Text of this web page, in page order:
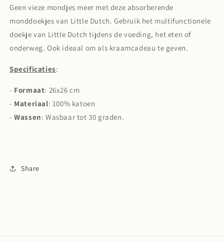
Geen vieze mondjes meer met deze absorberende
monddoekjes van Little Dutch. Gebruik het multifunctionele
doekje van Little Dutch tijdens de voeding, het eten of
onderweg. Ook ideaal om als kraamcadeau te geven.
Specificaties:
- Formaat: 26x26 cm
- Materiaal: 100% katoen
-Wassen: Wasbaar tot 30 graden.
Share